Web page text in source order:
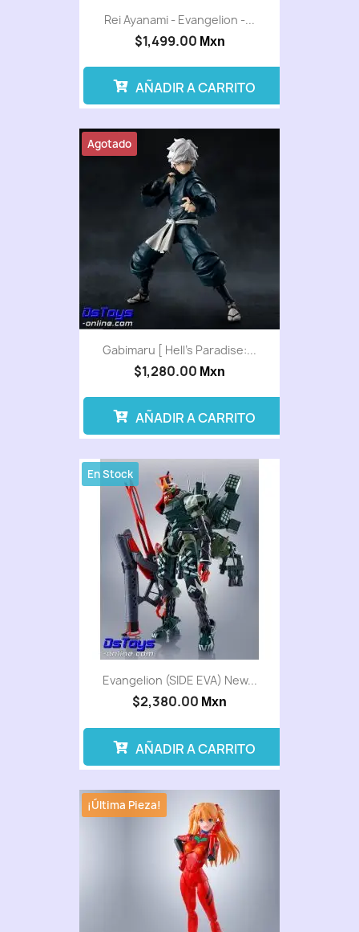
Rei Ayanami - Evangelion -...
$1,499.00 Mxn
AÑADIR A CARRITO
Gabimaru [ Hell's Paradise:...
$1,280.00 Mxn
Agotado
AÑADIR A CARRITO
Evangelion (SIDE EVA) New...
$2,380.00 Mxn
En Stock
AÑADIR A CARRITO
¡Última Pieza!